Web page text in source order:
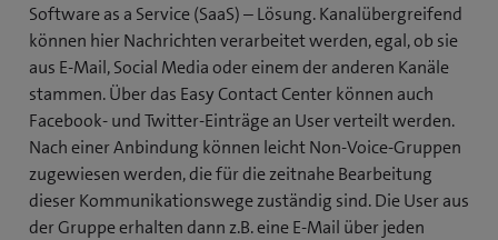
Software as a Service (SaaS) – Lösung. Kanalübergreifend
können hier Nachrichten verarbeitet werden, egal, ob sie
aus E-Mail, Social Media oder einem der anderen Kanäle
stammen. Über das Easy Contact Center können auch
Facebook- und Twitter-Einträge an User verteilt werden.
Nach einer Anbindung können leicht Non-Voice-Gruppen
zugewiesen werden, die für die zeitnahe Bearbeitung
dieser Kommunikationswege zuständig sind. Die User aus
der Gruppe erhalten dann z.B. eine E-Mail über jeden